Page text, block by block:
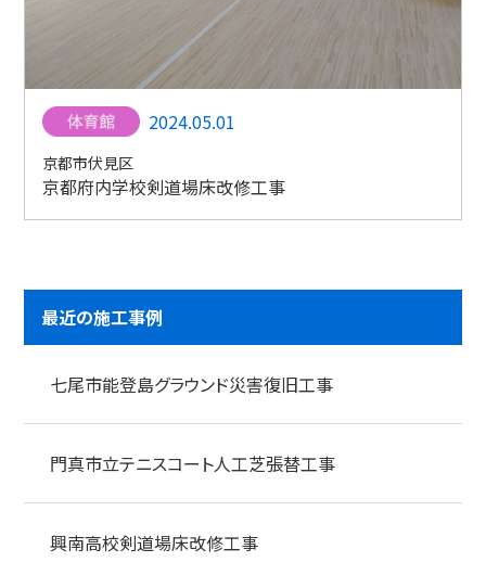
2024.05.01
京都市伏見区
京都府内学校剣道場床改修工事
最近の施工事例
七尾市能登島グラウンド災害復旧工事
門真市立テニスコート人工芝張替工事
興南高校剣道場床改修工事